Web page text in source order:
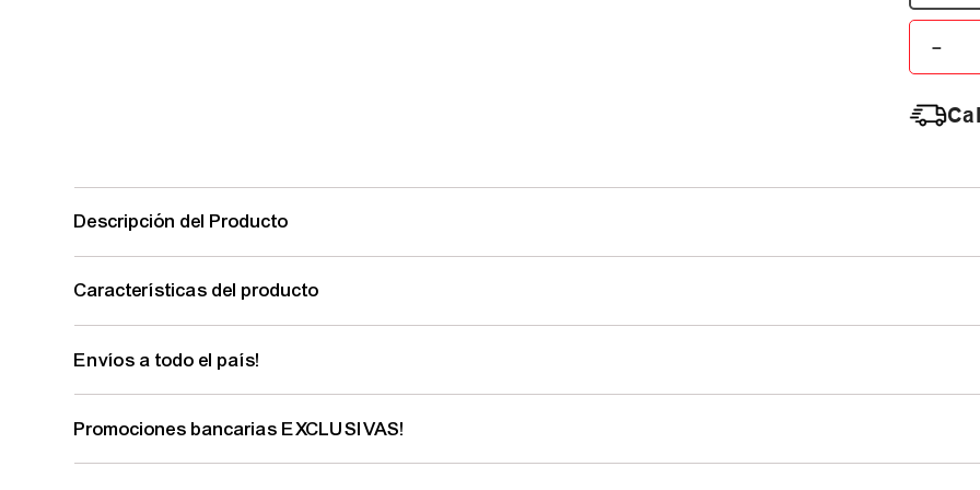
－
Descripción del Producto
Características del producto
Envíos a todo el país!
Promociones bancarias EXCLUSIVAS!